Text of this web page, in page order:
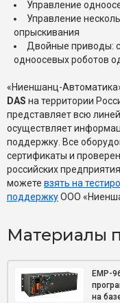
Управление
Управление
опрыскивания
Двойные приводы:
одноосевых роботов
«Ниеншанц-
DAS на территории
представляет всю
осуществляет
поддержку. Все
сертификаты и
российских
можете взять на
поддержкуООО
Материалы
EMP-
на